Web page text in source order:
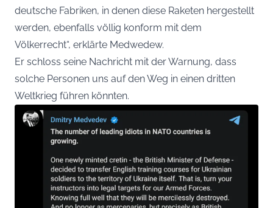
deutsche Fabriken, in denen diese Raketen hergestellt
werden, ebenfalls völlig konform mit dem
Völkerrecht“, erklärte Medwedew.
Er schloss seine Nachricht mit der Warnung, dass
solche Personen uns auf den Weg in einen dritten
Weltkrieg führen könnten.